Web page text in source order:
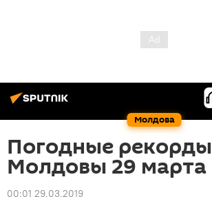
Молдова
Погодные рекорды
Молдовы 29 марта
00:01 29.03.2019